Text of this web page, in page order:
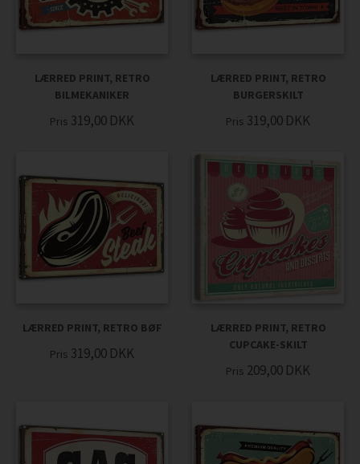
LÆRRED PRINT, RETRO
BILMEKANIKER
Pris 319,00 DKK
LÆRRED PRINT, RETRO
BURGERSKILT
Pris 319,00 DKK
LÆRRED PRINT, RETRO BØF
Pris 319,00 DKK
LÆRRED PRINT, RETRO
CUPCAKE-SKILT
Pris 209,00 DKK